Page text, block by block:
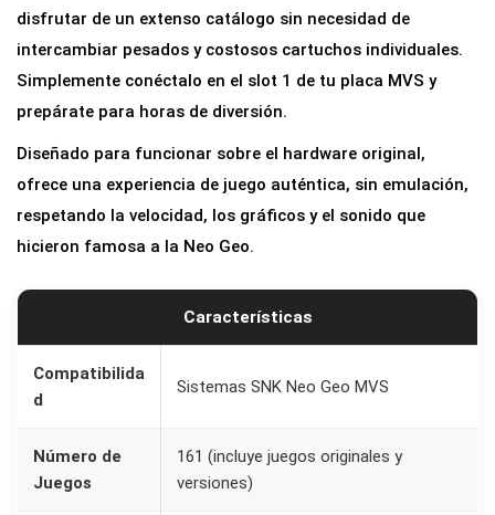
disfrutar de un extenso catálogo sin necesidad de
intercambiar pesados y costosos cartuchos individuales.
Simplemente conéctalo en el slot 1 de tu placa MVS y
prepárate para horas de diversión.
Diseñado para funcionar sobre el hardware original,
ofrece una experiencia de juego auténtica, sin emulación,
respetando la velocidad, los gráficos y el sonido que
hicieron famosa a la Neo Geo.
Características
Compatibilida
d
Sistemas SNK Neo Geo MVS
Número de
Juegos
161 (incluye juegos originales y
versiones)